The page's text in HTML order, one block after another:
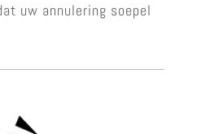
uw annulering soepel